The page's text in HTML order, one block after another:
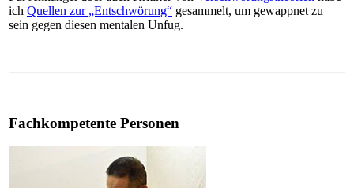
ich Quellen zur „Entschwörung“ gesammelt, um gewappnet zu
sein gegen diesen mentalen Unfug.
Fachkompetente Personen